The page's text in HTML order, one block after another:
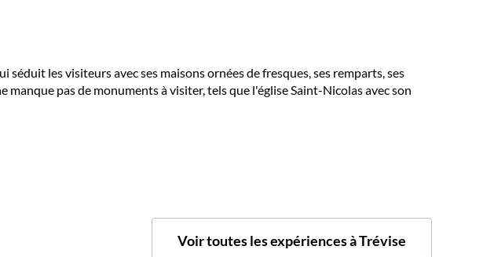
les visiteurs avec ses maisons ornées de fresques, ses remparts, ses
pas de monuments à visiter, tels que l'église Saint-Nicolas avec son
Voir toutes les expériences à Trévise